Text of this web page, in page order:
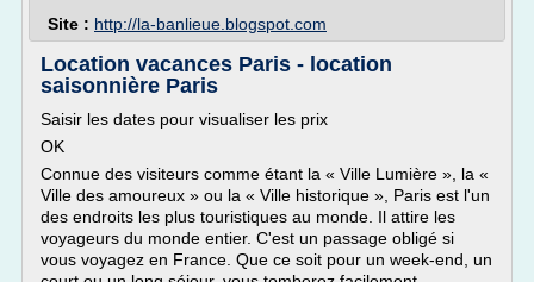
Site : http://la-banlieue.blogspot.com
Location vacances Paris - location
saisonnière Paris
Saisir les dates pour visualiser les prix
OK
Connue des visiteurs comme étant la « Ville Lumière », la «
Ville des amoureux » ou la « Ville historique », Paris est l'un
des endroits les plus touristiques au monde. Il attire les
voyageurs du monde entier. C'est un passage obligé si
vous voyagez en France. Que ce soit pour un week-end, un